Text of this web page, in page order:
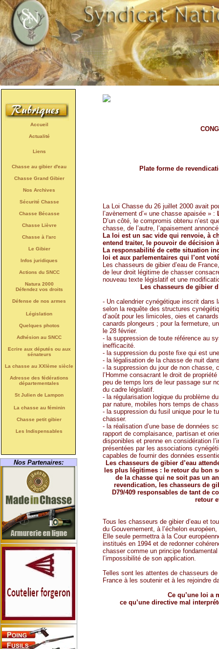
Accueil
Actualité
Liens
Chasse au gibier d'eau
Chasse Grand Gibier
Nos Archives
Sécurité Chasse
Chasse Bécasse
Chasse Lièvre
Chasse à l'arc
Le Gibier
Infos juridiques
Actions du SNCC
Natura 2000
Défendez vos droits
Défense de nos armes
Législation
Quelques photos
Adhésion au SNCC
Ecrire aux députés ou aux
sénateurs
La chasse au XXIème siècle
Adresse des fédérations
départementales
St Julien de Lampon
La chasse au féminin
Chasse petit gibier
Les Indispensables
Nos Partenaires:
Plate forme de
La Loi Chasse du 26 juillet 2000 avait
l’avènement d’« une chasse apaisée » :
D’un côté, le compromis obtenu n’est
chasse, de l’autre, l’apaisement
La loi est un sac vide qui renvoie, à
entend traiter, le pouvoir de décision
La responsabilité de cette situation
loi et aux parlementaires qui l’ont
Les chasseurs de gibier d’eau de
de leur droit légitime de chasser
nouveau texte législatif et une
Les chasseurs de gibier
- Un calendrier cynégétique inscrit dans
selon la requête des structures
d’août pour les limicoles, oies et
canards plongeurs ; pour la fermeture,
le 28 février.
- la suppression de toute référence au
inefficacité.
- la suppression du poste fixe qui est
- la légalisation de la chasse de nuit
- la suppression du jour de non chasse,
l’Homme consacrant le droit de
peu de temps lors de leur passage sur
du cadre législatif.
- la régularisation logique du problème
par nature, mobiles hors temps de
- la suppression du fusil unique pour le
chasser.
- la réalisation d’une base de données
rapport de complaisance, partisan et
disponibles et prenne en considération
présentées par les associations
capables de fournir des données
Les chasseurs de gibier d’eau
les plus légitimes : le retour du bon
de la chasse qui ne soit pas un
revendication, les chasseurs de
D79/409 responsables de tant de
retour
Tous les chasseurs de gibier d’eau et
du Gouvernement, à l’échelon
Elle seule permettra à la Cour
institués en 1994 et de redonner
chasser comme un principe
l’impossibilité de son application.
Telles sont les attentes de chasseurs de
France à les soutenir et à les rejoindre
Ce qu’une loi a
ce qu’une directive mal